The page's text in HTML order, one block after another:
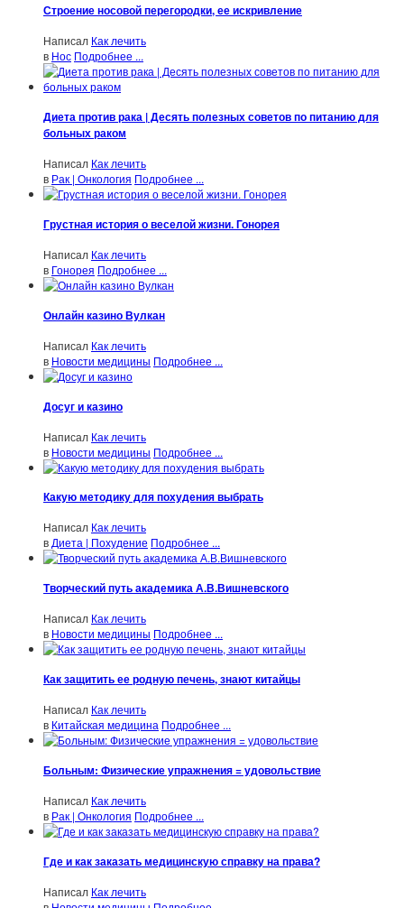
Строение носовой перегородки, ее искривление
Написал Как лечить
в Нос Подробнее ...
Диета против рака | Десять полезных советов по питанию для
больных раком
Написал Как лечить
в Рак | Онкология Подробнее ...
Грустная история о веселой жизни. Гонорея
Написал Как лечить
в Гонорея Подробнее ...
Онлайн казино Вулкан
Написал Как лечить
в Новости медицины Подробнее ...
Досуг и казино
Написал Как лечить
в Новости медицины Подробнее ...
Какую методику для похудения выбрать
Написал Как лечить
вДиета | Похудение Подробнее ...
Творческий путь академика А.В.Вишневского
Написал Как лечить
в Новости медицины Подробнее ...
Как защитить ее родную печень, знают китайцы
Написал Как лечить
в Китайская медицина Подробнее ...
Больным: Физические упражнения = удовольствие
Написал Как лечить
в Рак | Онкология Подробнее ...
Где и как заказать медицинскую справку на права?
Написал Как лечить